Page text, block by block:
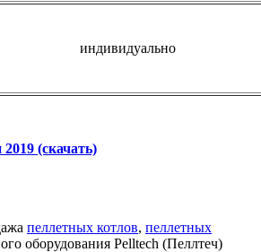
индивидуально
2019 (скачать)
пеллетных котлов, пеллетных
оборудования Pelltech (Пеллтеч)